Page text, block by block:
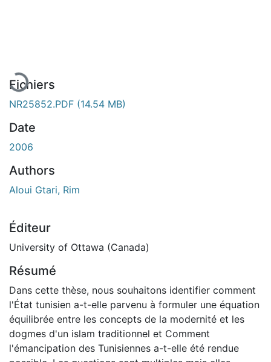
En cours de chargement...
Fichiers
NR25852.PDF (14.54 MB)
Date
2006
Authors
Aloui Gtari, Rim
Éditeur
University of Ottawa (Canada)
Résumé
Dans cette thèse, nous souhaitons identifier comment
l'État tunisien a-t-elle parvenu à formuler une équation
équilibrée entre les concepts de la modernité et les
dogmes d'un islam traditionnel et Comment
l'émancipation des Tunisiennes a-t-elle été rendue